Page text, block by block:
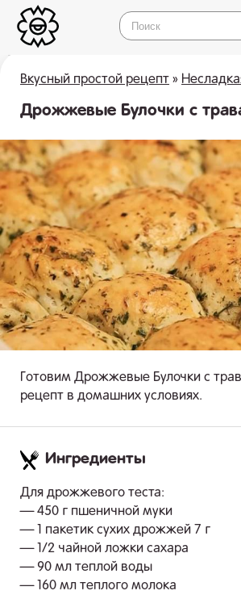
Вкусный простой рецепт »
Дрожжевые Булочки с
Готовим Дрожжевые Булочки с
рецепт в домашних условиях.
Ингредиенты
Для дрожжевого теста:
— 450 г пшеничной муки
— 1 пакетик сухих дрожжей 7 г
— 1/2 чайной ложки сахара
— 90 мл теплой воды
— 160 мл теплого молока